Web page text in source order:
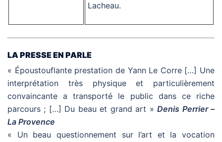
Lacheau.
LA PRESSE EN PARLE
« Époustouflante prestation de Yann Le Corre […] Une
interprétation très physique et particulièrement
convaincante a transporté le public dans ce riche
parcours ; […] Du beau et grand art »Denis Perrier –
La Provence
« Un beau questionnement sur l’art et la vocation